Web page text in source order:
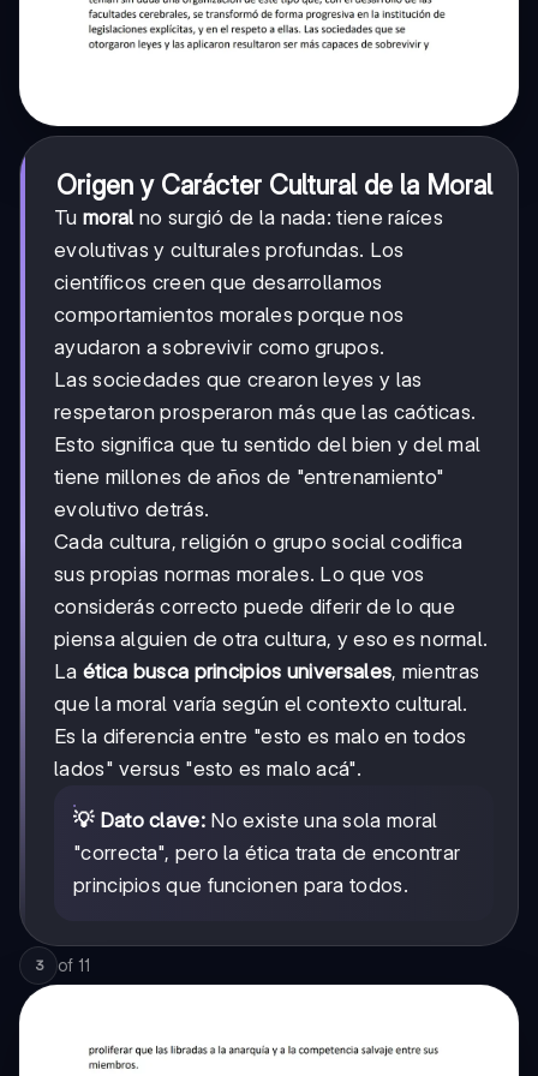
Origen y Carácter Cultural de la Moral
Tu moral no surgió de la nada: tiene raíces
evolutivas y culturales profundas. Los
científicos creen que desarrollamos
comportamientos morales porque nos
ayudaron a sobrevivir como grupos.
Las sociedades que crearon leyes y las
respetaron prosperaron más que las caóticas.
Esto significa que tu sentido del bien y del mal
tiene millones de años de "entrenamiento"
evolutivo detrás.
Cada cultura, religión o grupo social codifica
sus propias normas morales. Lo que vos
considerás correcto puede diferir de lo que
piensa alguien de otra cultura, y eso es normal.
La ética busca principios universales, mientras
que la moral varía según el contexto cultural.
Es la diferencia entre "esto es malo en todos
lados" versus "esto es malo acá".
💡 Dato clave:No existe una sola moral
"correcta", pero la ética trata de encontrar
principios que funcionen para todos.
3 of 11